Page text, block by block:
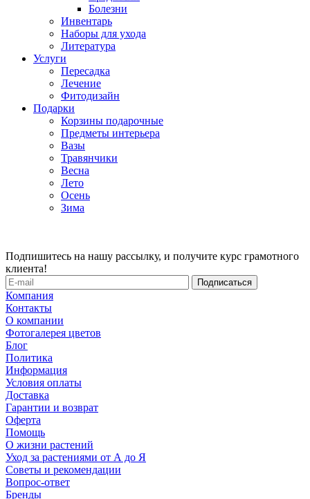
Болезни
Инвентарь
Наборы для ухода
Литература
Услуги
Пересадка
Лечение
Фитодизайн
Подарки
Корзины подарочные
Предметы интерьера
Вазы
Травянчики
Весна
Лето
Осень
Зима
Подпишитесь на нашу рассылку, и получите курс грамотного
клиента!
Компания
Контакты
О компании
Фотогалерея цветов
Блог
Политика
Информация
Условия оплаты
Доставка
Гарантии и возврат
Оферта
Помощь
О жизни растений
Уход за растениями от А до Я
Советы и рекомендации
Вопрос-ответ
Бренды